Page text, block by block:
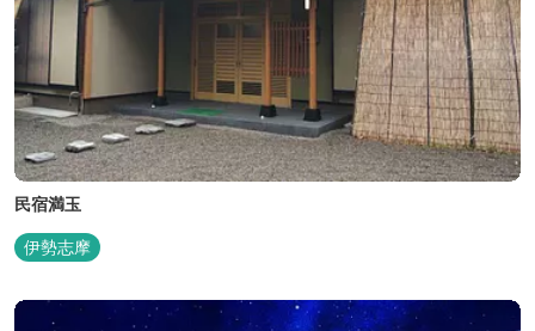
民宿満玉
伊勢志摩